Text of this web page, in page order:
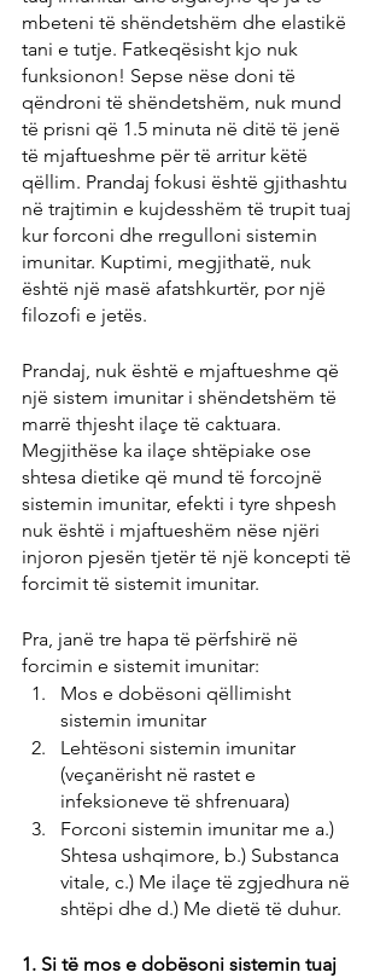
mbeteni të shëndetshëm dhe elastikë
tani e tutje. Fatkeqësisht kjo nuk
funksionon! Sepse nëse doni të
qëndroni të shëndetshëm, nuk mund
të prisni që 1.5 minuta në ditë të jenë
të mjaftueshme për të arritur këtë
qëllim. Prandaj fokusi është gjithashtu
në trajtimin e kujdesshëm të trupit tuaj
kur forconi dhe rregulloni sistemin
imunitar. Kuptimi, megjithatë, nuk
është një masë afatshkurtër, por një
filozofi e jetës.
Prandaj, nuk është e mjaftueshme që
një sistem imunitar i shëndetshëm të
marrë thjesht ilaçe të caktuara.
Megjithëse ka ilaçe shtëpiake ose
shtesa dietike që mund të forcojnë
sistemin imunitar, efekti i tyre shpesh
nuk është i mjaftueshëm nëse njëri
injoron pjesën tjetër të një koncepti të
forcimit të sistemit imunitar.
Pra, janë tre hapa të përfshirë në
forcimin e sistemit imunitar:
Mos e dobësoni qëllimisht
sistemin imunitar
Lehtësoni sistemin imunitar
(veçanërisht në rastet e
infeksioneve të shfrenuara)
Forconi sistemin imunitar me a.)
Shtesa ushqimore, b.) Substanca
vitale, c.) Me ilaçe të zgjedhura në
shtëpi dhe d.) Me dietë të duhur.
1. Si të mos e dobësoni sistemin tuaj